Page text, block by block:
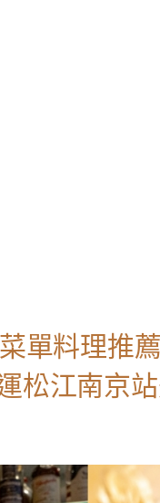
單料理推
松江南京